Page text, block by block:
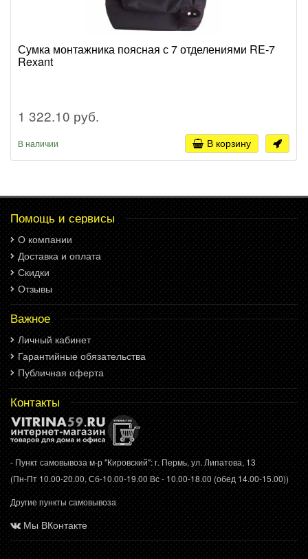
Сумка монтажника поясная с 7 отделениями RE-7
Rexant
1 322.10 руб.
В наличии В корзину
Помощь и сервисы
О компании
Доставка и оплата
Скидки
Отзывы
Важное
Личный кабинет
Гарантийные обязательства
Публичная оферта
Контакты
- Пункт самовывоза м-р "Кировский": г. Пермь, ул. Липатова, 13
(Пн-Пт 10.00-20.00, Сб-10.00-19.00 Вс - 10.00-18.00 (обед 14.00-15.00))
Другие пункты самовывоза
Мы ВКонтакте